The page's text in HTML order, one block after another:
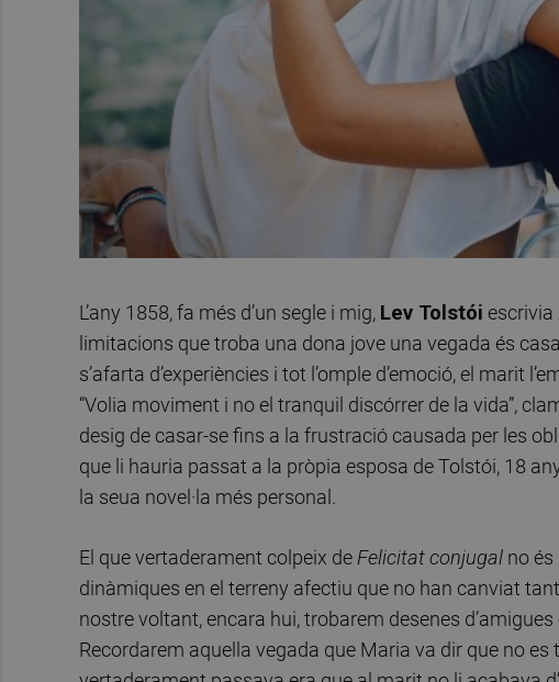
L’any 1858, fa més d’un segle i mig, Lev Tolstói escrivia
limitacions que troba una dona jove una vegada és
s’afarta d’experiències i tot l’omple d’emoció, el marit
“Volia moviment i no el tranquil discórrer de la vida”,
desig de casar-se fins a la frustració causada per les
que li hauria passat a la pròpia esposa de Tolstói, 18
la seua novel·la més personal.
El que vertaderament colpeix de Felicitat conjugal no és
dinàmiques en el terreny afectiu que no han canviat
nostre voltant, encara hui, trobarem desenes
Recordarem aquella vegada que Maria va dir que no